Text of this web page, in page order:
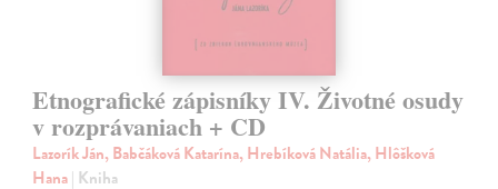
Etnografické zápisníky IV. Životné osudy
v rozprávaniach + CD
Lazorík Ján, Babčáková Katarína, Hrebíková Natália, Hlôšková
Hana| Kniha